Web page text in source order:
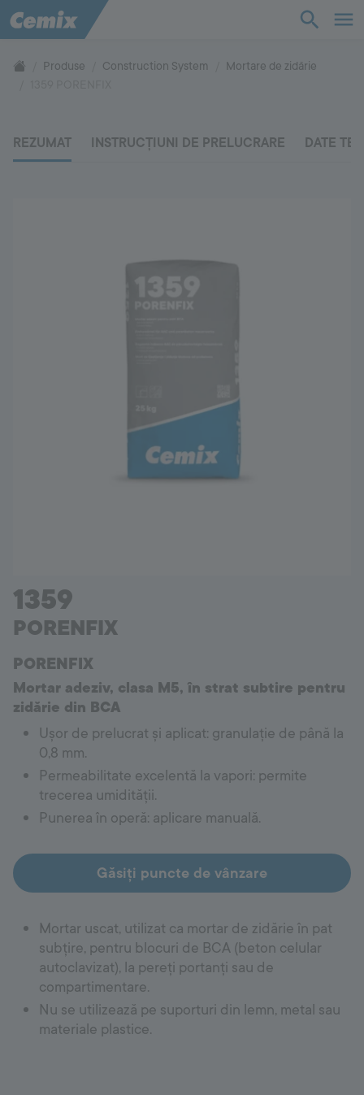
Bază de cunoștințe
Suport
Produse Construction System
Mortare de zidărie
REZUMAT INSTRUCȚIUNI DE PRELUCRARE DATE
1359
PORENFIX
PORENFIX
Mortar adeziv, clasa M5, în strat subtire pentru
zidărie din BCA
Ușor de prelucrat și aplicat: granulație de până la
0,8 mm.
Permeabilitate excelentă la vapori: permite
trecerea umidității.
Punerea în operă: aplicare manuală.
Găsiți puncte de vânzare
Mortar uscat, utilizat ca mortar de zidărie în pat
subţire, pentru blocuri de BCA (beton celular
autoclavizat), la pereţi portanţi sau de
compartimentare.
Nu se utilizează pe suporturi din lemn, metal sau
materiale plastice.